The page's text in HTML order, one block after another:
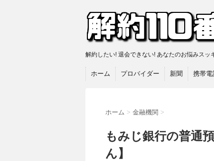
解約したい! 退会できない! あなたのお悩みスッ
ホーム プロバイダー 新聞 携帯電
ホーム > 金融機関 >
もみじ銀行の普通
ん】